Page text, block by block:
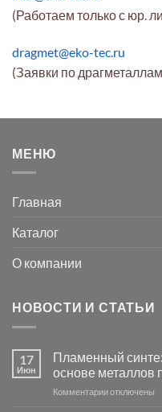
(Работаем только с юр.
dragmet@eko-tec.ru
(Заявки по
МЕНЮ
Главная
Каталог
О компании
НОВОСТИ И СТАТЬИ
17
Июн
Пламенный
основе металлов
Комментариикотключены